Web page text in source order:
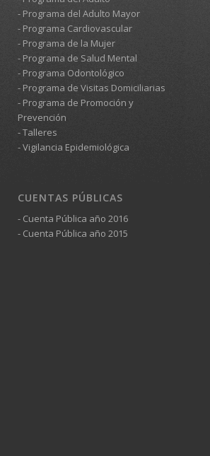
- Programa del Adulto Mayor
- Programa Cardiovascular
- Programa de la Mujer
- Programa de Salud Mental
- Programa Odontológico
- Programa de Visitas Domiciliarias
- Programa de Promoción y
Prevención
- Talleres
- Vigilancia Epidemiológica
CUENTAS PÚBLICAS
- Cuenta Pública año 2016
- Cuenta Pública año 2015